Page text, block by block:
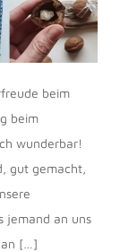
beim
beim
wunderbar!
gut gemacht,
jemand an uns
an […]